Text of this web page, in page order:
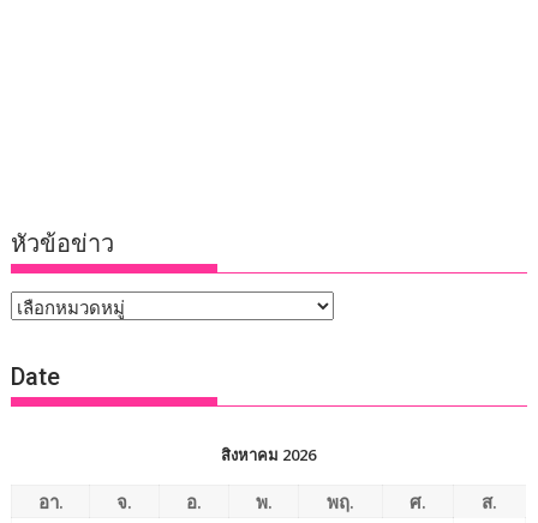
หัวข้อข่าว
หัวข้อ
Date
สิงหาคม 2026
อา. จ. อ. พ. พฤ. ศ.
ส.